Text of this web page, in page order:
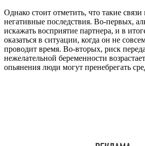
Однако стоит отметить, что такие
негативные последствия. Во-первых,
искажать восприятие партнера, и в
оказаться в ситуации, когда он не
проводит время. Во-вторых, риск
нежелательной беременности
опьянения люди могут пренебрегать